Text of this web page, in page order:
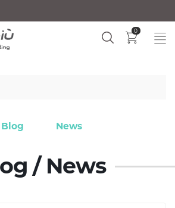
0
Blog News
/ News